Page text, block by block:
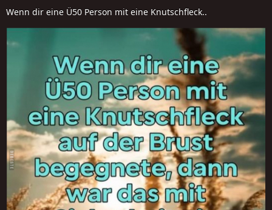
Wenn dir eine Ü50 Person mit eine Knutschfleck..